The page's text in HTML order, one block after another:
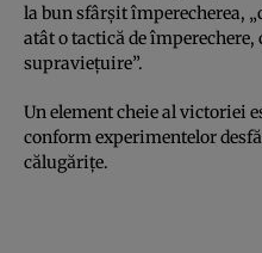
la bun sfârșit împerecherea,
atât o tactică de împerechere,
supraviețuire”.
Un element cheie al victoriei
conform experimentelor
călugărițe.